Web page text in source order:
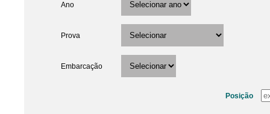
Ano
Prova
Embarcação
Posição